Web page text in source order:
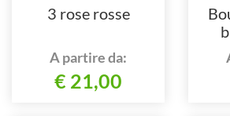
3 rose rosse
A partire da:
€ 21,00